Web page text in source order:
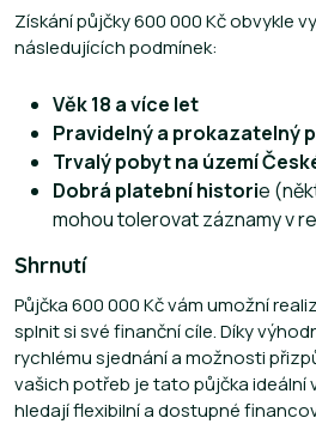
Získání půjčky 600 000 Kč obvykle
následujících podmínek:
Věk 18 a více let
Pravidelný a prokazatelný
Trvalý pobyt na území
Dobrá platební historie
mohou tolerovat záznamy v
Shrnutí
Půjčka 600 000 Kč vám umožní
splnit si své finanční cíle. Díky
rychlému sjednání a možnosti
vašich potřeb je tato půjčka ideální
hledají flexibilní a dostupné